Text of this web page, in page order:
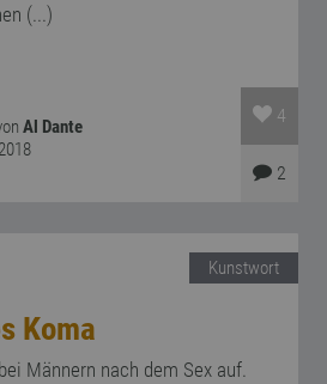
(...)
Al Dante
4
2
Kunstwort
Koma
Männern nach dem Sex auf.